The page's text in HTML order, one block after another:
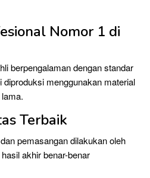
Nomor 1 di
berpengalaman dengan standar
diproduksi menggunakan material
Terbaik
pemasangan dilakukan oleh
akhir benar-benar